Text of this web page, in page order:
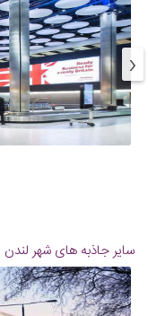
‹
سایر جاذبه های شهر لندن